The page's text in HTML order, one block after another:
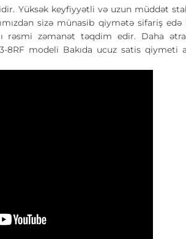
Yüksək keyfiyyətli və uzun müddət
sizə münasib qiymətə sifariş edə
rəsmi zəmanət təqdim edir. Daha
8RF modeli Bakıda ucuz satis